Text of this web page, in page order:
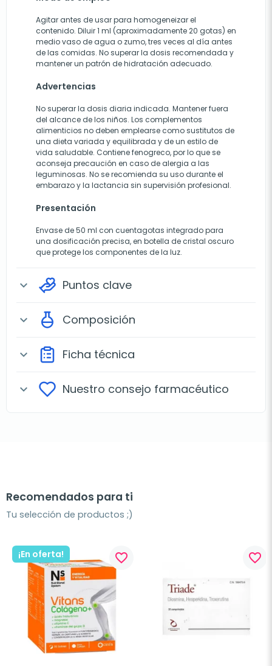
Agitar antes de usar para homogeneizar el
contenido. Diluir 1 ml (aproximadamente 20 gotas) en
medio vaso de agua o zumo, tres veces al día antes
de las comidas. No superar la dosis recomendada y
mantener un patrón de hidratación adecuado.
Advertencias
No superar la dosis diaria indicada. Mantener fuera
del alcance de los niños. Los complementos
alimenticios no deben emplearse como sustitutos de
una dieta variada y equilibrada y de un estilo de
vida saludable. Contiene fenogreco, por lo que se
aconseja precaución en caso de alergia a las
leguminosas. No se recomienda su uso durante el
embarazo y la lactancia sin supervisión profesional.
Presentación
Envase de 50 ml con cuentagotas integrado para
una dosificación precisa, en botella de cristal oscuro
que protege los componentes de la luz.
expand_more Puntos clave
expand_more Composición
expand_more Ficha técnica
expand_more Nuestro consejo farmacéutico
Recomendados para ti
Tu selección de productos ;)
¡En oferta! favorite_border favorite_border